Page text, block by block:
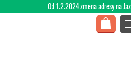
Od 1.2.2024 zmena adresy na